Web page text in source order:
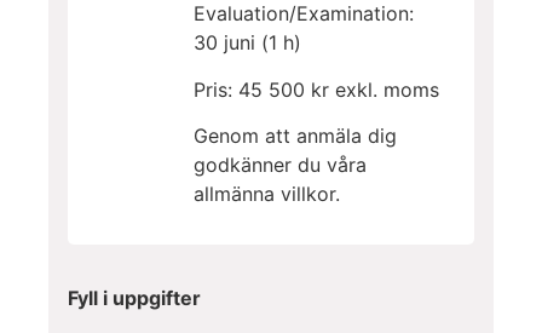
Evaluation/Examination:
30 juni (1 h)
Pris: 45 500 kr exkl. moms
Genom att anmäla dig
godkänner du våra
allmänna villkor.
Fyll i uppgifter